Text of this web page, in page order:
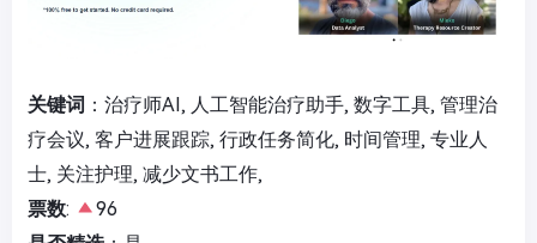
关键词 ：治疗师AI, 人工智能治疗助手, 数字工具, 管理治
疗会议, 客户进展跟踪, 行政任务简化, 时间管理, 专业人
士, 关注护理, 减少文书工作,
票数:
96